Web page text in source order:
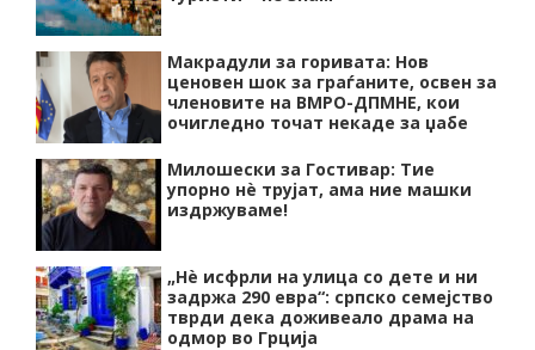
Макрадули за горивата: Нов
ценовен шок за граѓаните, освен за
членовите на ВМРО-ДПМНЕ, кои
очигледно точат некаде за џабе
Милошески за Гостивар: Тие
упорно нѐ трујат, ама ние машки
издржуваме!
„Нѐ исфрли на улица со дете и ни
задржа 290 евра“: српско семејство
тврди дека доживеало драма на
одмор во Грција